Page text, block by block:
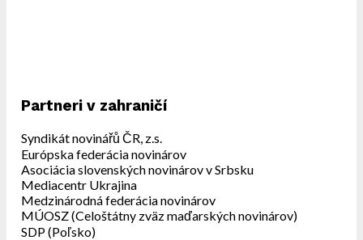
Partneri v zahraničí
Syndikát novinářů ČR, z.s.
Európska federácia novinárov
Asociácia slovenských novinárov v Srbsku
Mediacentr Ukrajina
Medzinárodná federácia novinárov
MÚOSZ (Celoštátny zväz maďarských novinárov)
SDP (Poľsko)